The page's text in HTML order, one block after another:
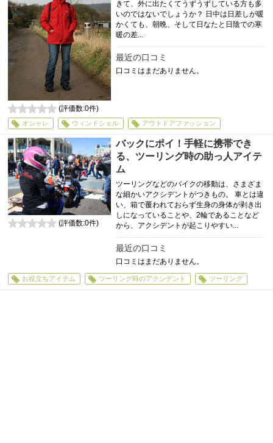
きて、外に出たくてうずうずしている方も多
いのではないでしょうか？ 日中は日差しが暖
かくても、朝晩、そして日なたと日陰での寒
暖の差...
最近の口コミ
口コミはまだありません。
0
(評価数:0件)
オシャレ ウィンドシェル アウトドアファッション
バックにポイ！手軽に携帯でき
る、ツーリング時の助っ人アイテ
ム
ツーリングなどのバイクの移動は、さまざま
な細かいアクシデントがつきもの。 車とは違
い、箱で覆われておらず生身の身体が剥き出
しになっていることや、2輪であることなど
から、アクシデントが起こりやすい...
最近の口コミ
口コミはまだありません。
(評価数:0件)
お役立ちアイテム ツーリング時のアクシデント ツーリング